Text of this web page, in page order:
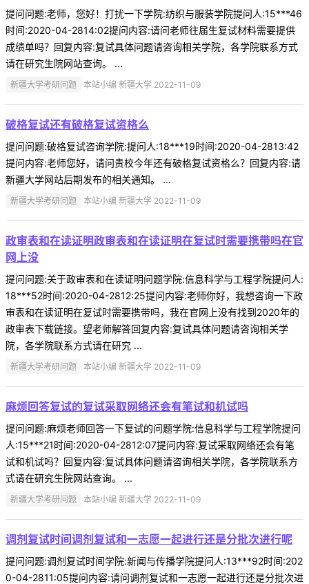
提问问题:老师，您好！打扰一下学院:纺织与服装学院提问人:15***46
时间:2020-04-2814:02提问内容:请问老师往届生复试材料需要提供
成绩单吗？回复内容:复试具体问题请咨询相关学院，各学院联系方式
请在研究生院网站查询。 ...
新疆大学考研问题 本站小编 新疆大学 2022-11-09
破格复试还有破格复试资格么
提问问题:破格复试咨询学院:提问人:18***19时间:2020-04-2813:42
提问内容:老师您好，请问贵校今年还有破格复试资格么？回复内容:请
新疆大学网站后期发布的相关通知。 ...
新疆大学考研问题 本站小编 新疆大学 2022-11-09
政审表和在读证明政审表和在读证明在复试时需要携带吗在官
网上没
提问问题:关于政审表和在读证明问题学院:信息科学与工程学院提问人:
18***52时间:2020-04-2812:25提问内容:老师你好，我想咨询一下政
审表和在读证明在复试时需要携带吗，我在官网上没有找到2020年的
政审表下载链接。望老师解答回复内容:复试具体问题请咨询相关学
院，各学院联系方式请在研究 ...
新疆大学考研问题 本站小编 新疆大学 2022-11-09
麻烦回答复试的复试采取网络还会有笔试和机试吗
提问问题:麻烦老师回答一下复试的问题学院:信息科学与工程学院提问
人:15***21时间:2020-04-2812:07提问内容:复试采取网络还会有笔
试和机试吗？回复内容:复试具体问题请咨询相关学院，各学院联系方
式请在研究生院网站查询。 ...
新疆大学考研问题 本站小编 新疆大学 2022-11-09
调剂复试时间调剂复试和一志愿一起进行还是分批次进行呢
提问问题:调剂复试时间学院:新闻与传播学院提问人:13***92时间:202
0-04-2811:05提问内容:请问调剂复试和一志愿一起进行还是分批次进